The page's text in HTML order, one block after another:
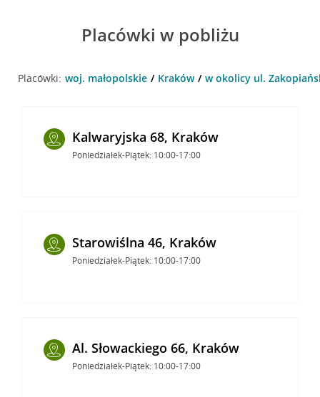
Placówki w pobliżu
Placówki: woj. małopolskie Kraków w okolicy ul.
Kalwaryjska 68, Kraków
Poniedziałek-Piątek: 10:00-17:00
Starowiślna 46, Kraków
Poniedziałek-Piątek: 10:00-17:00
Al. Słowackiego 66, Kraków
Poniedziałek-Piątek: 10:00-17:00